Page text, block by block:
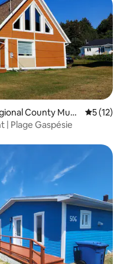
appréciés
County Muni
5 (12)
| Plage Gaspésie